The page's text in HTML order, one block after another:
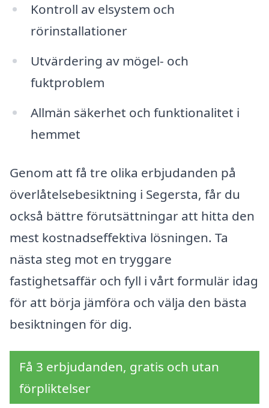
Kontroll av elsystem och
rörinstallationer
Utvärdering av mögel- och
fuktproblem
Allmän säkerhet och funktionalitet i
hemmet
Genom att få tre olika erbjudanden på
överlåtelsebesiktning i Segersta, får du
också bättre förutsättningar att hitta den
mest kostnadseffektiva lösningen. Ta
nästa steg mot en tryggare
fastighetsaffär och fyll i vårt formulär idag
för att börja jämföra och välja den bästa
besiktningen för dig.
Få 3 erbjudanden, gratis och utan
förpliktelser